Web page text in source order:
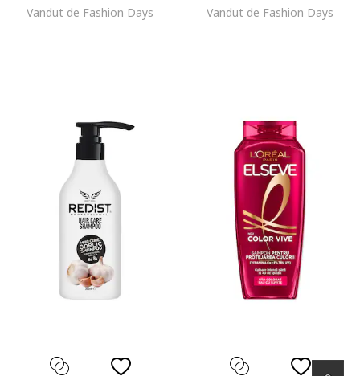
Vandut de Fashion Days Vandut de Fashion Days